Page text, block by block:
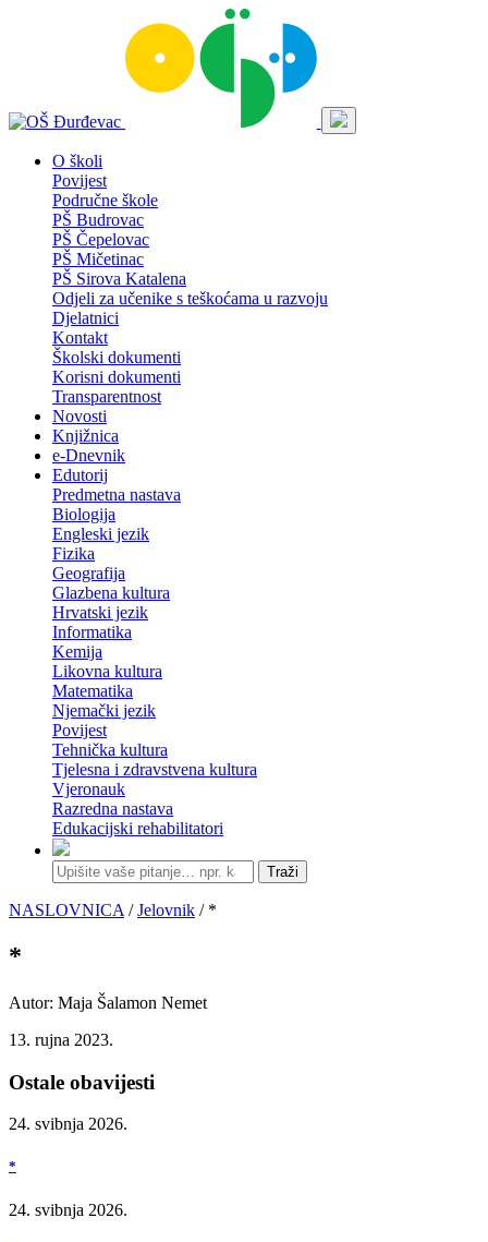
O školi
Povijest
Područne škole
PŠ Budrovac
PŠ Čepelovac
PŠ Mičetinac
PŠ Sirova Katalena
Odjeli za učenike s teškoćama u razvoju
Djelatnici
Kontakt
Školski dokumenti
Korisni dokumenti
Transparentnost
Novosti
Knjižnica
e-Dnevnik
Edutorij
Predmetna nastava
Biologija
Engleski jezik
Fizika
Geografija
Glazbena kultura
Hrvatski jezik
Informatika
Kemija
Likovna kultura
Matematika
Njemački jezik
Povijest
Tehnička kultura
Tjelesna i zdravstvena kultura
Vjeronauk
Razredna nastava
Edukacijski rehabilitatori
Traži
NASLOVNICA /Jelovnik / *
*
Autor: Maja Šalamon Nemet
13. rujna 2023.
Ostale obavijesti
24. svibnja 2026.
*
24. svibnja 2026.